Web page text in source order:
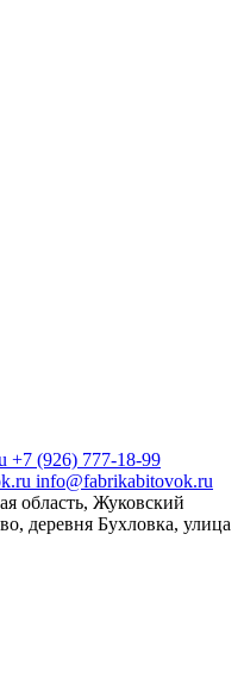
+7 (926) 777-18-99
info@fabrikabitovok.ru
область, Жуковский
деревня Бухловка, улица